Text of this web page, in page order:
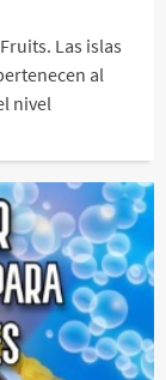
Las islas
al
nivel